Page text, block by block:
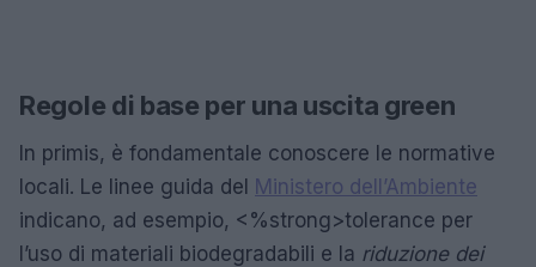
Regole di base per una uscita green
In primis, è fondamentale conoscere le normative
locali. Le linee guida del
Ministero dell’Ambiente
indicano, ad esempio, <%strong>tolerance per
l’uso di materiali biodegradabili e la riduzione dei